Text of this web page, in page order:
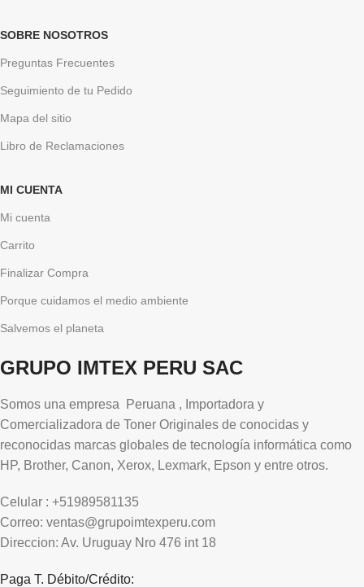
SOBRE NOSOTROS
Preguntas Frecuentes
Seguimiento de tu Pedido
Mapa del sitio
Libro de Reclamaciones
MI CUENTA
Mi cuenta
Carrito
Finalizar Compra
Porque cuidamos el medio ambiente
Salvemos el planeta
GRUPO IMTEX PERU SAC
Somos una empresa Peruana , Importadora y
Comercializadora de Toner Originales de conocidas y
reconocidas marcas globales de tecnología informática como
HP, Brother, Canon, Xerox, Lexmark, Epson y entre otros.
Celular : +51989581135
Correo: ventas@grupoimtexperu.com
Direccion: Av. Uruguay Nro 476 int 18
Paga T. Débito/Crédito: